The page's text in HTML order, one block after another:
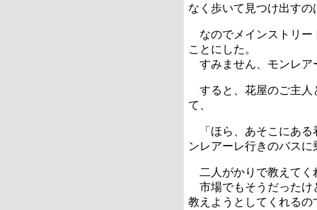
なく歩いて見つけ出す
なのでメインストリー
ことにした。
すみません、モンレア
すると、花屋のご主人
て、
「ほら、あそこにある
ンレアーレ行きのバスに
二人がかりで教えてく
市場でもそうだったけ
教えようとしてくれる